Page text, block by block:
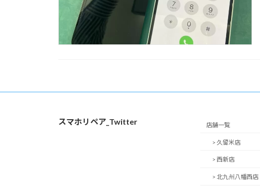
スマホリペア_Twitter 店舗一覧
> 久留米店
> 西新店
> 北九州八幡西店